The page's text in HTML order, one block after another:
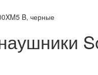
B, черные